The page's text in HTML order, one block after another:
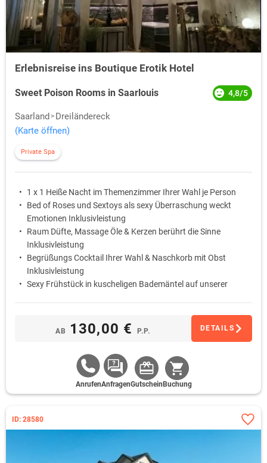
Erlebnisreise ins Boutique Erotik Hotel
Sweet Poison Rooms in Saarlouis 4,8/5
Saarland
Dreiländereck
(Karte öffnen)
Private Spa
1 x 1 Heiße Nacht im Themenzimmer Ihrer Wahl je Person
Bed of Roses und Sextoys als sexy Überraschung weckt
Emotionen Inklusivleistung
Raum Düfte, Massage Öle & Kerzen berührt die Sinne
Inklusivleistung
Begrüßungs Cocktail Ihrer Wahl & Naschkorb mit Obst
Inklusivleistung
Sexy Frühstück in kuscheligen Bademäntel auf unserer
AB 130,00 € P.P. DETAILS
AnrufenAnfragenGutschein Buchung
ID: 28580